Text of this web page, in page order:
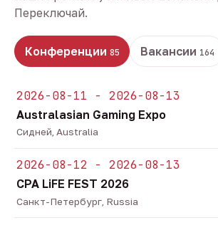
Переключай.
Конференции 85 Вакансии 164
2026-08-11 - 2026-08-13
Australasian Gaming Expo
Сидней, Australia
2026-08-12 - 2026-08-13
CPA LiFE FEST 2026
Санкт-Петербург, Russia